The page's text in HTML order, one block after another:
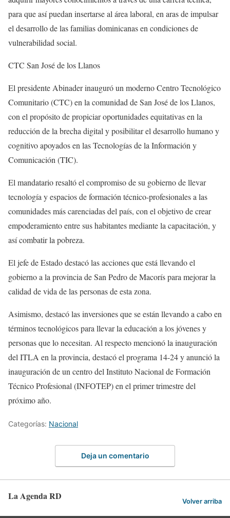
para que así puedan insertarse al área laboral, en aras de impulsar
el desarrollo de las familias dominicanas en condiciones de
vulnerabilidad social.
CTC San José de los Llanos
El presidente Abinader inauguró un moderno Centro Tecnológico
Comunitario (CTC) en la comunidad de San José de los Llanos,
con el propósito de propiciar oportunidades equitativas en la
reducción de la brecha digital y posibilitar el desarrollo humano y
cognitivo apoyados en las Tecnologías de la Información y
Comunicación (TIC).
El mandatario resaltó el compromiso de su gobierno de llevar
tecnología y espacios de formación técnico-profesionales a las
comunidades más carenciadas del país, con el objetivo de crear
empoderamiento entre sus habitantes mediante la capacitación, y
así combatir la pobreza.
El jefe de Estado destacó las acciones que está llevando el
gobierno a la provincia de San Pedro de Macorís para mejorar la
calidad de vida de las personas de esta zona.
Asimismo, destacó las inversiones que se están llevando a cabo en
términos tecnológicos para llevar la educación a los jóvenes y
personas que lo necesitan. Al respecto mencionó la inauguración
del ITLA en la provincia, destacó el programa 14-24 y anunció la
inauguración de un centro del Instituto Nacional de Formación
Técnico Profesional (INFOTEP) en el primer trimestre del
próximo año.
Categorías: Nacional
Deja un comentario
La Agenda RD Volver arriba